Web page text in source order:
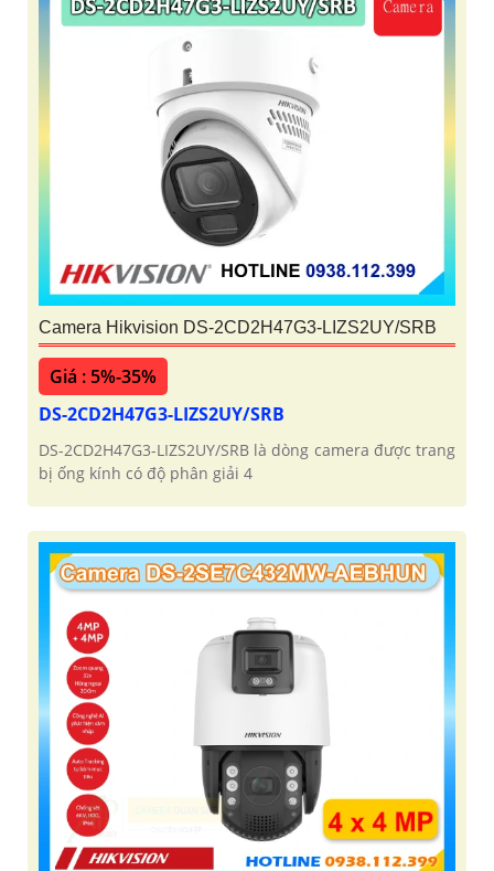
Camera Hikvision DS-2CD2H47G3-LIZS2UY/SRB
Giá : 5%-35%
DS-2CD2H47G3-LIZS2UY/SRB
DS-2CD2H47G3-LIZS2UY/SRB là dòng camera được trang
bị ống kính có độ phân giải 4